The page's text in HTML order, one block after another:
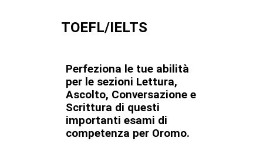
TOEFL/IELTS
Perfeziona le tue abilità
per le sezioni Lettura,
Ascolto, Conversazione e
Scrittura di questi
importanti esami di
competenza per Oromo.